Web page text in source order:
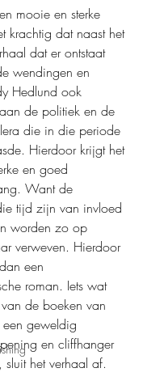
mooie en sterke
krachtig dat naast het
dat er ontstaat
wendingen en
Hedlund ook
de politiek en de
die in die periode
Hierdoor krijgt het
en goed
Want de
tijd zijn van invloed
worden zo op
verweven. Hierdoor
een
roman. Iets wat
de boeken van
een geweldig
en cliffhanger
het verhaal af.